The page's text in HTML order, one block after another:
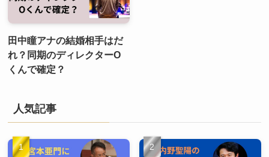
田中瞳アナの結婚相手はだ
れ？同期のディレクターO
くんで確定？
人気記事